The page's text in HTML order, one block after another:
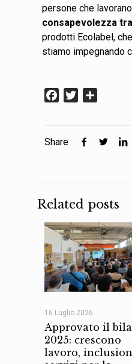
persone che
consapevolezza
prodotti Ecolabel,
stiamo impegnando
Facebook
Twitter
Share
Related posts
16 Luglio 2026
Approvato il
2025: crescono
lavoro,